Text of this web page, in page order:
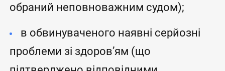
обраний неповноважним судом);
в обвинуваченого наявні серйозні
проблеми зі здоров’ям (що